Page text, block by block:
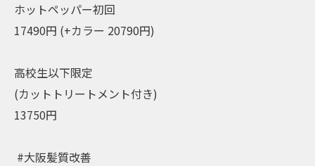
⁡ホットペッパー初回⁡
⁡17490円 (+カラー 20790円)⁡
⁡高校生以下限定⁡
⁡(カットトリートメント付き)⁡
⁡13750円⁡
⁡ #大阪髪質改善⁡